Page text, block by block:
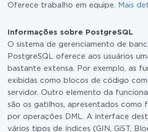
Oferece trabalho em equipe.
Mais
Informações sobre PostgreSQL
O sistema de gerenciamento de
PostgreSQL oferece aos usuários
bastante extensa. Por exemplo, as
exibidas como blocos de código
servidor. Outro elemento da
são os gatilhos, apresentados como
por operações DML. A interface
vários tipos de índices (GIN, GiST,